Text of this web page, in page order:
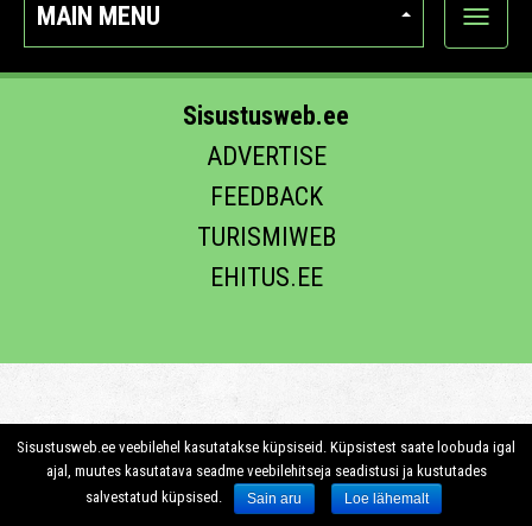
MAIN MENU
Show
Sisustusweb.ee
ADVERTISE
FEEDBACK
TURISMIWEB
EHITUS.EE
Sisustusweb.ee veebilehel kasutatakse küpsiseid. Küpsistest saate loobuda igal
ajal, muutes kasutatava seadme veebilehitseja seadistusi ja kustutades
salvestatud küpsised.
Sain aru Loe lähemalt